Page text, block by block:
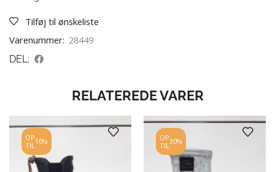
Tilføj til ønskeliste
Varenummer: 28449
DEL:
RELATEREDE VARER
OP
TIL 10%
OP
TIL 30%